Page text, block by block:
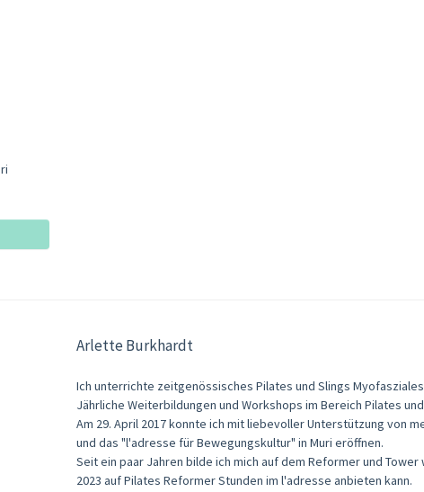
Arlette Burkhardt
Ich unterrichte zeitgenössisches Pilates und Slings
Jährliche Weiterbildungen und Workshops im Bereich Pilates
Am 29. April 2017 konnte ich mit liebevoller Unterstützung von
und das "l'adresse für Bewegungskultur" in Muri eröffnen.
Seit ein paar Jahren bilde ich mich auf dem Reformer und
2023 auf Pilates Reformer Stunden im l'adresse anbieten kann.